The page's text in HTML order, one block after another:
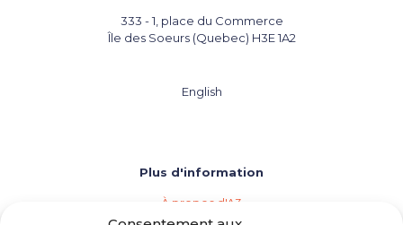
333 - 1, place du Commerce
Île des Soeurs (Quebec) H3E 1A2
English
Plus d'information
À propos d'A3
Les agences de vins, bières et spiritueux